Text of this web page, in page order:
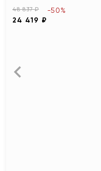
48 837 ₽
24 419 ₽
-50%